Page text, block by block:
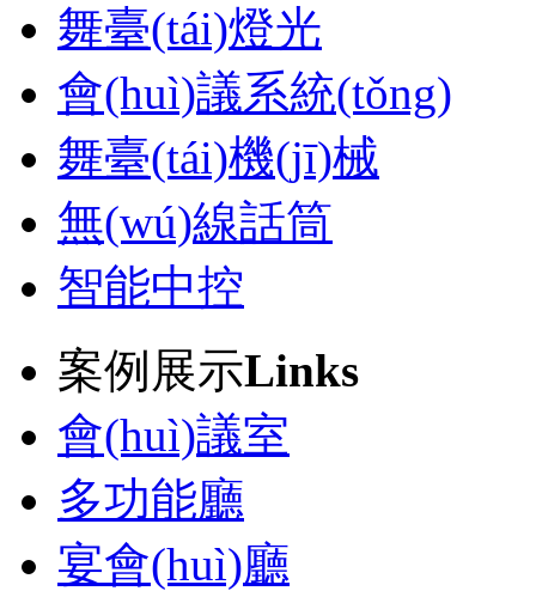
舞臺(tái)燈光
會(huì)議系統(tǒng)
舞臺(tái)機(jī)械
無(wú)線話筒
智能中控
案例展示Links
會(huì)議室
多功能廳
宴會(huì)廳